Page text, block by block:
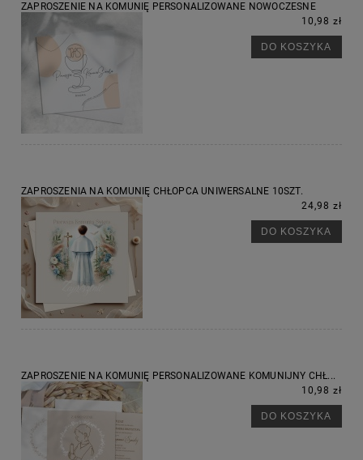
ZAPROSZENIE NA KOMUNIĘ PERSONALIZOWANE NOWOCZESNE
10,98 zł
DO KOSZYKA
ZAPROSZENIA NA KOMUNIĘ CHŁOPCA UNIWERSALNE 10SZT.
24,98 zł
DO KOSZYKA
ZAPROSZENIE NA KOMUNIĘ PERSONALIZOWANE KOMUNIJNY CHŁ...
10,98 zł
DO KOSZYKA